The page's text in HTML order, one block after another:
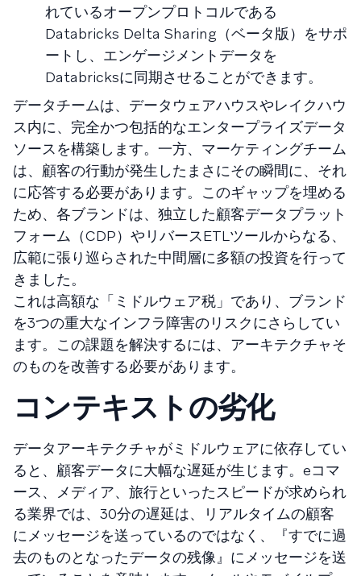
れているオープンプロトコルである
Databricks Delta Sharing（ベータ版）をサポ
ートし、エンゲージメントデータを
Databricksに同期させることができます。
データチームは、データウェアハウスやレイクハウ
ス内に、完全かつ包括的なエンタープライズデータ
ソースを構築します。一方、マーケティングチーム
は、顧客の行動が発生したまさにその瞬間に、それ
に応答する必要があります。このギャップを埋める
ため、各ブランドは、独立した顧客データプラット
フォーム（CDP）やリバースETLツールからなる、
広範に張り巡らされた中間層に多額の投資を行って
きました。
これは高額な「ミドルウェア税」であり、ブランド
を3つの重大なインフラ障害のリスクにさらしてい
ます。この課題を解決するには、アーキテクチャそ
のものを改善する必要があります。
コンテキストの劣化
データアーキテクチャがミドルウェアに依存してい
ると、顧客データに大幅な遅延が生じます。eコマ
ース、メディア、旅行といったスピードが求められ
る業界では、30分の遅延は、リアルタイムの顧客
にメッセージを送っているのではなく、『すでに過
去のものとなったデータの残像』にメッセージを送